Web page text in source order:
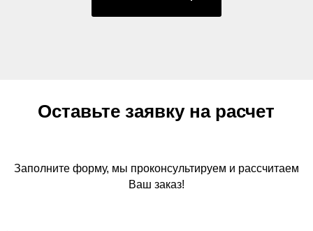
Оставьте заявку на расчет
Заполните форму, мы проконсультируем и рассчитаем
Ваш заказ!